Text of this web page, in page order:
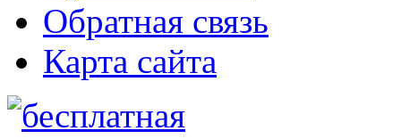
Обратная связь
Карта сайта